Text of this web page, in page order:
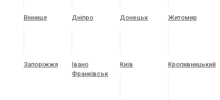
Вінниця Дніпро Донецьк Житомир
Запоріжжя
Івано
Франківськ
Київ Кропивницький